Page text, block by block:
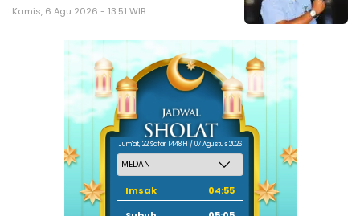
Kamis, 6 Agu 2026 - 13:51 WIB
Jum'at, 22 Safar 1448 H / 07 Agustus 2026
Imsak
04:55